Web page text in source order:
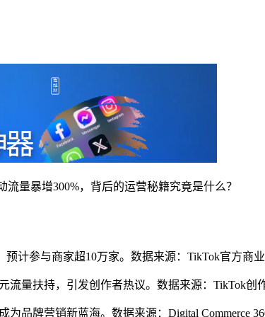
量暴增300%，背后的运营秘籍究竟是什么？
计参与商家超10万家。数据来源：TikTok官方商业
流量扶持，引发创作者热议。数据来源：TikTok创
品牌营销新蓝海。数据来源：Digital Commerce